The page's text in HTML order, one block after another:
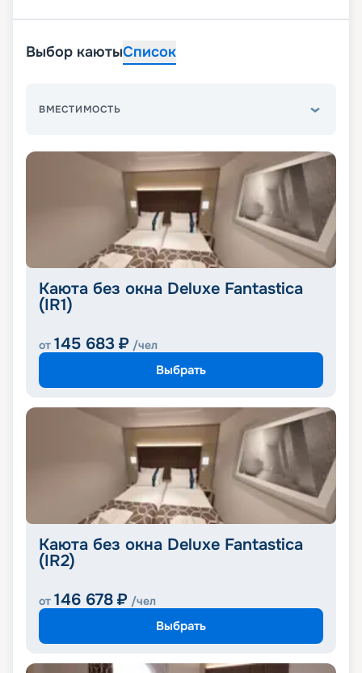
Выбор каютыСписок
ВМЕСТИМОСТЬ
Каюта без окна Deluxe Fantastica
(IR1)
от 145 683 ₽ /чел
Выбрать
Каюта без окна Deluxe Fantastica
(IR2)
от 146 678 ₽ /чел
Выбрать